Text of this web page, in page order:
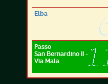
Elba
Passo
San Bernardino II -
Via Mala